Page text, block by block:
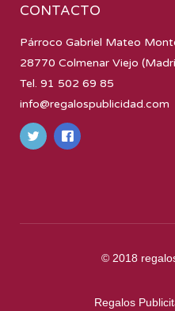
CONTACTO
Párroco Gabriel Mateo
28770 Colmenar Viejo
Tel. 91 502 69 85
info@regalospublicidad.com
© 2018
Regalos